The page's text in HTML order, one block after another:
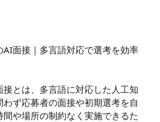
面接｜多言語対応で選考を効率
とは、多言語に対応した人工知
ず応募者の面接や初期選考を自
や場所の制約なく実施できるた